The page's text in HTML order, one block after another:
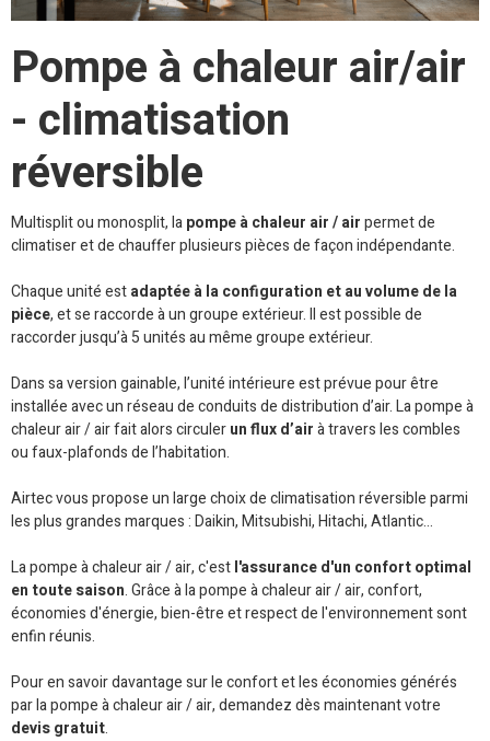
Pompe à chaleur air/air
- climatisation
réversible
Multisplit ou monosplit, lapompe à chaleur air / airpermet de
climatiser et de chauffer plusieurs pièces de façon indépendante.
Chaque unité estadaptée à la configuration et au volume de la
pièce, et se raccorde à un groupe extérieur. Il est possible de
raccorder jusqu’à 5 unités au même groupe extérieur.
Dans sa version gainable, l’unité intérieure est prévue pour être
installée avec un réseau de conduits de distribution d’air. La pompe à
chaleur air / air fait alors circulerun flux d’airà travers les combles
ou faux-plafonds de l’habitation.
Airtec vous propose un large choix de climatisation réversible parmi
les plus grandes marques : Daikin, Mitsubishi, Hitachi, Atlantic...
La pompe à chaleur air / air, c'estl'assurance d'un confort optimal
en toute saison. Grâce à la pompe à chaleur air / air, confort,
économies d'énergie, bien-être et respect de l'environnement sont
enfin réunis.
Pour en savoir davantage sur le confort et les économies générés
par la pompe à chaleur air / air, demandez dès maintenant votre
devis gratuit.